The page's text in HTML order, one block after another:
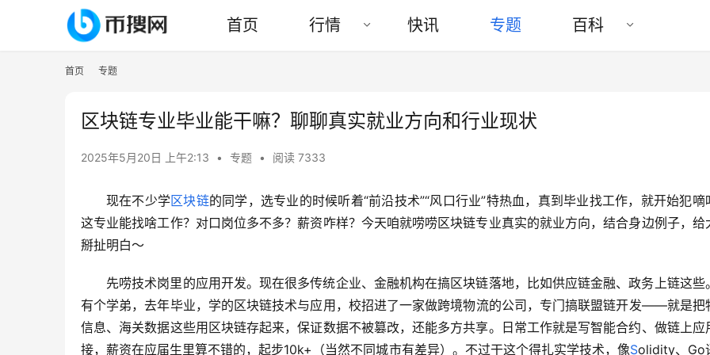
首页 行情 快讯 专题 百科
首页 专题
区块链专业毕业能干嘛？聊聊真实就业方向和行业现状
2025年5月20日 上午2:13 • 专题 • 阅读 7333
现在不少学区块链的同学，选专业的时候听着“前沿技术”“风口行业”特热血，真到毕业找工作，就开始犯嘀
这专业能找啥工作？对口岗位多不多？薪资咋样？今天咱就唠唠区块链专业真实的就业方向，结合身边例子，给
掰扯明白～
先唠技术岗里的应用开发。现在很多传统企业、金融机构在搞区块链落地，比如供应链金融、政务上链这些
有个学弟，去年毕业，学的区块链技术与应用，校招进了一家做跨境物流的公司，专门搞联盟链开发——就是把
信息、海关数据这些用区块链存起来，保证数据不被篡改，还能多方共享。日常工作就是写智能合约、做链上应
接，薪资在应届生里算不错的，起步10k+（当然不同城市有差异）。不过干这个得扎实学技术，像Solidity、Go